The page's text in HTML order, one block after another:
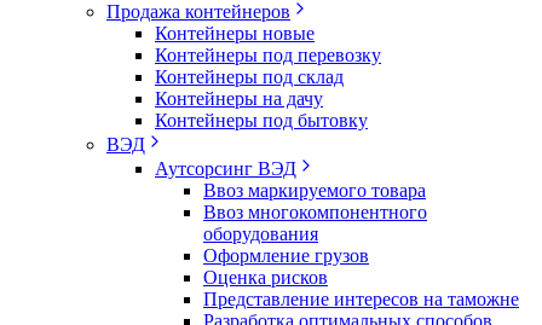
Продажа контейнеров
Контейнеры новые
Контейнеры под перевозку
Контейнеры под склад
Контейнеры на дачу
Контейнеры под бытовку
ВЭД
Аутсорсинг ВЭД
Ввоз маркируемого товара
Ввоз многокомпонентного
оборудования
Оформление грузов
Оценка рисков
Представление интересов на таможне